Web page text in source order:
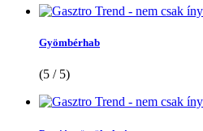
Gyömbérhab
(5 / 5)